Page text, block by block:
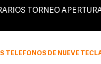
TORNEO
TELÉFONOS DE NUEVE